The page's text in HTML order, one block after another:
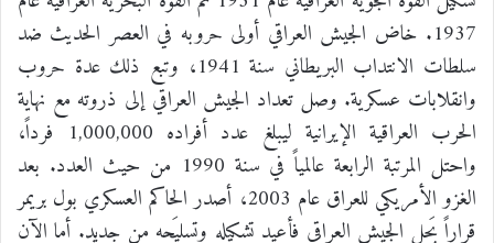
1937. خاض الجيش العراقي أولى حروبه في العصر الحديث ضد
سلطات الانتداب البريطاني سنة 1941، وتبع ذلك عدة حروب
وانقلابات عسكرية. وصل تعداد الجيش العراقي إلى ذروته مع نهاية
الحرب العراقية الإيرانية ليبلغ عدد أفراده 1,000,000 فرداً،
واحتل المرتبة الرابعة عالمياً في سنة 1990 من حيث العدد. بعد
الغزو الأمريكي للعراق عام 2003، أصدر الحاكم العسكري بول بريمر
قراراً بَحل الجيش العراقي فأعيد تشكيله وتسليَحه من جديد. أما الآن